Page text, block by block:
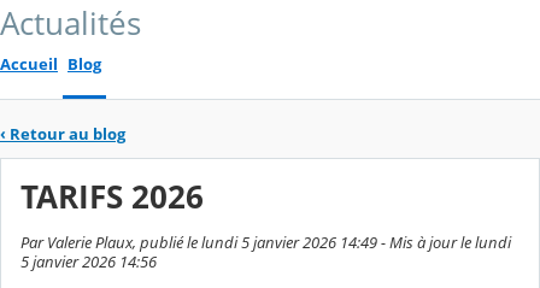
Actualités
Accueil Blog
‹ Retour au blog
TARIFS 2026
Par Valerie Plaux, publié le lundi 5 janvier 2026 14:49 - Mis à jour le lundi
5 janvier 2026 14:56